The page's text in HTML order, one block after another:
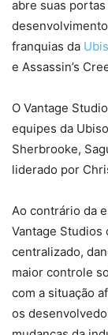
abre suas
franquias da
e Assassin’s
O Vantage
equipes da
Sherbrooke,
liderado por
Ao contrário da
Vantage Studios
centralizado,
maior controle
com a situação
os